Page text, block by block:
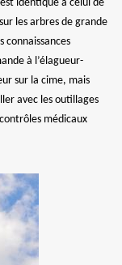
identique à celui de
les arbres de grande
à l’élagueur-
sur la cime, mais
avec les outillages
médicaux